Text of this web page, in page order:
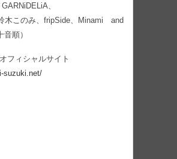
、
木このみ、fripSide、Minami and
順）
フィシャルサイト
suzuki.net/